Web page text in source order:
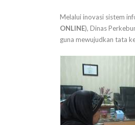
Melalui inovasi sistem
ONLINE), Dinas
guna mewujudkan tata